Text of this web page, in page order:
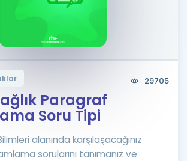
Takvimi
Kariyer
29705
Paragraf
Soru Tipi
alanında karşılaşacağınız
sorularını tanımanız ve